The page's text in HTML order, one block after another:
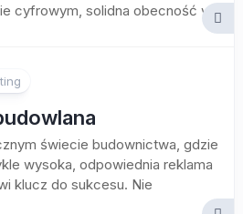
cyfrowym, solidna obecność w...
świecie budownictwa, gdzie
wysoka, odpowiednia reklama
klucz do sukcesu. Nie